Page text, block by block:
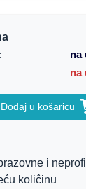
na
na
Dodaj u košaricu
i
koliĉinu